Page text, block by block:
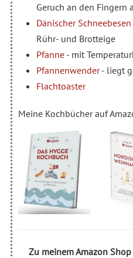
Geruch an den Fingern
Dänischer Schneebesen
Rühr- und Brotteige
Pfanne- mit
Pfannenwender- liegt
Flachtoaster
Meine Kochbücher auf
Zu meinem Amazon